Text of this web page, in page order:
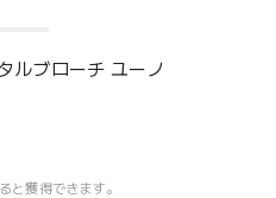
ルブローチ ユーノ
と獲得できます。